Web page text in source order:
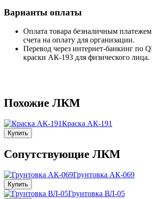
Варианты оплаты
Оплата товара безналичным
счета на оплату для организации.
Перевод через интернет-банкинг по
краски АК-193 для физического лица.
Похожие ЛКМ
Краска АК-191
Купить
Сопутствующие ЛКМ
Грунтовка АК-069
Купить
Грунтовка ВЛ-05